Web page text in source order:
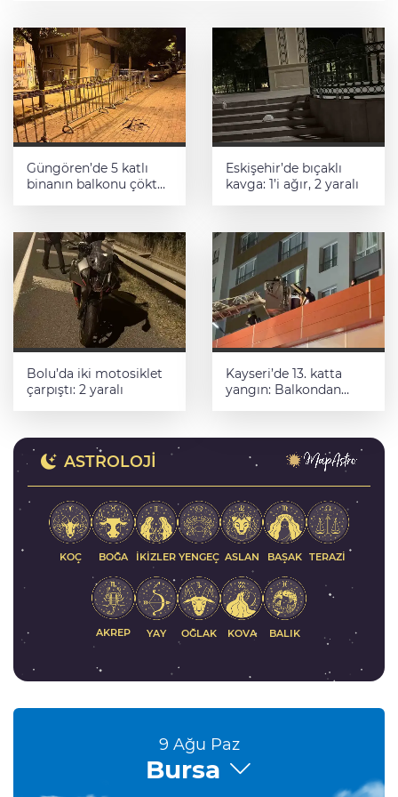
Güngören’de 5 katlı
binanın balkonu çöktü:
Eskişehir’de bıçaklı
kavga: 1’i ağır, 2 yaralı
Bolu’da iki motosiklet
çarpıştı: 2 yaralı
Kayseri’de 13. katta
yangın: Balkondan
ASTROLOJI
KOÇ BOĞA İKIZLER YENGEÇ ASLAN BAŞAK TERAZI
AKREP YAY OĞLAK KOVA BALIK
9 Ağu Paz
Bursa